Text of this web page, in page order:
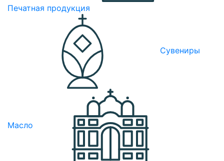
Печатная продукция
Сувениры
Масло